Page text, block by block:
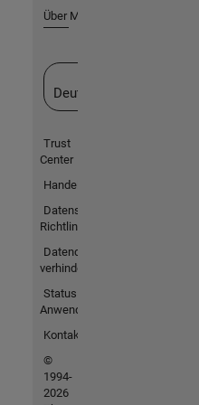
Über MathWorks
Deutschland
Trust
Center
Handelsmarken
Datenschutz-
Richtlinien
Datendiebstahl
verhindern
Status von
Anwendungen
Kontakt
©
1994-
2026